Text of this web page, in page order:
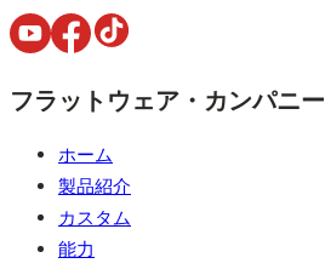
フラットウェア・カンパニー
ホーム
製品紹介
カスタム
能力